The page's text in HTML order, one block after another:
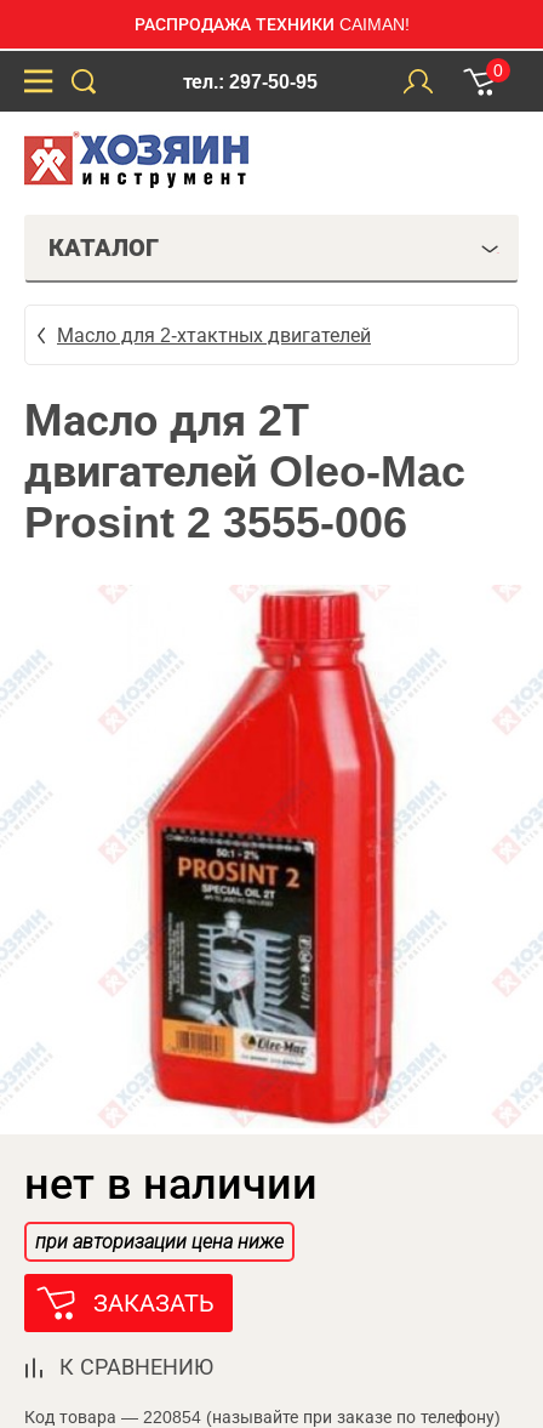
РАСПРОДАЖА ТЕХНИКИ CAIMAN!
тел.: 297-50-95
0
КАТАЛОГ
Масло для 2-хтактных двигателей
Масло для 2Т
двигателей Oleo-Mac
Prosint 2 3555-006
нет в наличии
при авторизации цена ниже
ЗАКАЗАТЬ
К СРАВНЕНИЮ
Код товара — 220854 (называйте при заказе по телефону)